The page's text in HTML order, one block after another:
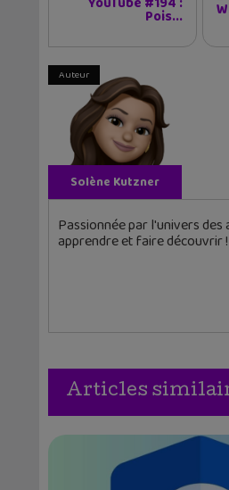
Pois...
Auteur
Solène Kutzner
Passionnée par l'univers des
apprendre et faire découvrir !
Articles